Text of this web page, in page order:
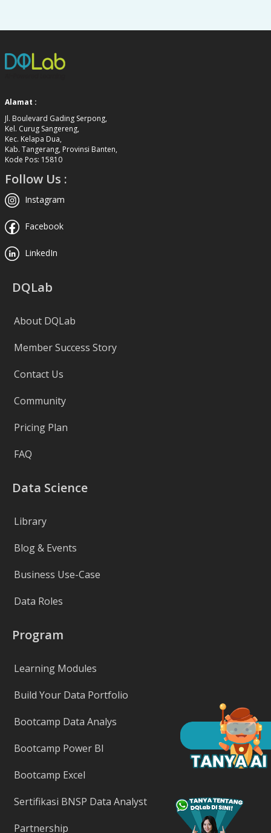
Alamat :
Jl. Boulevard Gading Serpong,
Kel. Curug Sangereng,
Kec. Kelapa Dua,
Kab. Tangerang, Provinsi Banten,
Kode Pos: 15810
Follow Us :
Instagram
Facebook
LinkedIn
DQLab
About DQLab
Member Success Story
Contact Us
Community
Pricing Plan
FAQ
Data Science
Library
Blog & Events
Business Use-Case
Data Roles
Program
Learning Modules
Build Your Data Portfolio
Bootcamp Data Analys
Bootcamp Power BI
Bootcamp Excel
Sertifikasi BNSP Data Analyst
Partnership